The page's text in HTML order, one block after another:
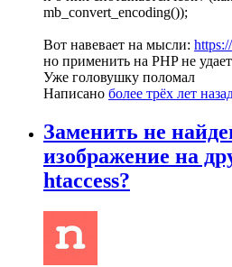
mb_convert_encoding());
Вот навевает на мысли:
но применить на PHP не
Уже головушку поломал
Написано более трёх лет
Заменить не
изображение на
htaccess?